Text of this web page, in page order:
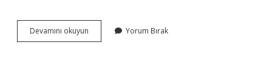
Devamını okuyun
Sokaklar
Yorum Bırak